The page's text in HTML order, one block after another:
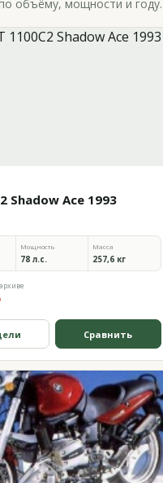
объёму, мощности и году.
Shadow Ace 1993
Мощность
78 л.с.
Масса
257,6 кг
Сравнить